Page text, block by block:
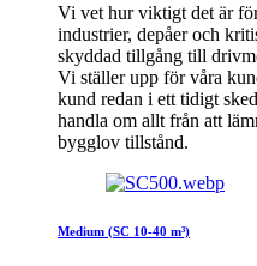
Vi vet hur viktigt det är
industrier, depåer och
skyddad tillgång till
Vi ställer upp för våra
kund redan i ett tidigt
handla om allt från att
bygglov tillstånd.
Medium (SC 10-40 m³)